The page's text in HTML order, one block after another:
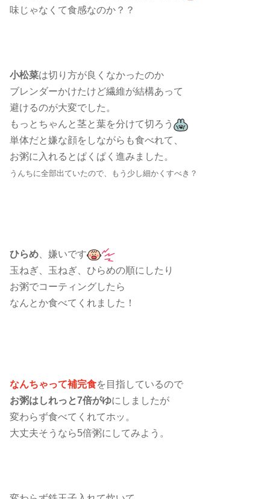
味じゃなくて食感なのか？？
小松菜は切り方が良くなかったのか
ブレンダーかけたけど繊維が結構あって
避けるのが大変でした。
もっとちゃんと茎と葉を分けて切ろう
単体だと嫌な顔をしながらも食べれて、
お粥に入れるとぱくぱく進みました。
うんちに全部出ていたので、もう少し細かくすべき？
ひらめ 、嫌いです
玉ねぎ、玉ねぎ、ひらめの順にしたり
お粥でコーティングしたら
なんとか食べてくれました！
なんちゃって補完食を目指しているので
お粥はしれっと7倍がゆにしましたが
変わらず食べてくれてホッ。
大丈夫そうなら5倍粥にしてみよう。